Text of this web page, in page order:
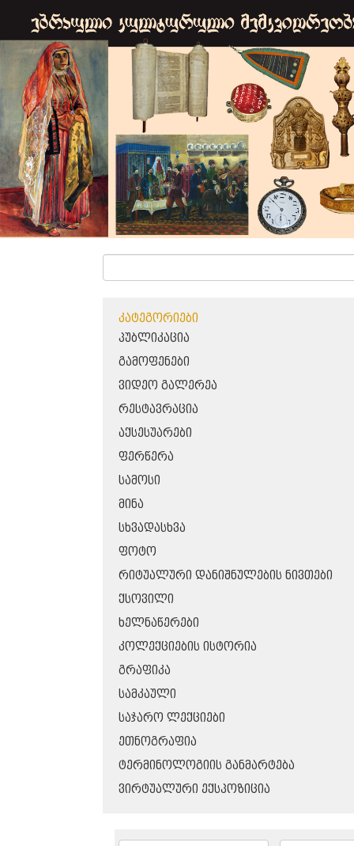
ᲙᲐᲢᲔᲒᲝᲠᲘᲔᲑᲘ
ᲞᲣᲑᲚᲘᲙᲐᲪᲘᲐ
ᲒᲐᲛᲝᲤᲔᲜᲔᲑᲘ
ᲕᲘᲓᲔᲝ ᲒᲐᲚᲔᲠᲔᲐ
ᲠᲔᲡᲢᲐᲕᲠᲐᲪᲘᲐ
ᲐᲥᲡᲔᲡᲣᲐᲠᲔᲑᲘ
ᲤᲔᲠᲬᲔᲠᲐ
ᲡᲐᲛᲝᲡᲘ
ᲛᲘᲜᲐ
ᲡᲮᲕᲐᲓᲐᲡᲮᲕᲐ
ᲤᲝᲢᲝ
ᲠᲘᲢᲣᲐᲚᲣᲠᲘ ᲓᲐᲜᲘᲨᲜᲣᲚᲔᲑᲘᲡ ᲜᲘᲕᲗᲔᲑᲘ
ᲥᲡᲝᲕᲘᲚᲘ
ᲮᲔᲚᲜᲐᲬᲔᲠᲔᲑᲘ
ᲙᲝᲚᲔᲥᲪᲘᲔᲑᲘᲡ ᲘᲡᲢᲝᲠᲘᲐ
ᲒᲠᲐᲤᲘᲙᲐ
ᲡᲐᲛᲙᲐᲣᲚᲘ
ᲡᲐᲯᲐᲠᲝ ᲚᲔᲥᲪᲘᲔᲑᲘ
ᲔᲗᲜᲝᲒᲠᲐᲤᲘᲐ
ᲢᲔᲠᲛᲘᲜᲝᲚᲝᲒᲘᲘᲡ ᲒᲐᲜᲛᲐᲠᲢᲔᲑᲐ
ᲕᲘᲠᲢᲣᲐᲚᲣᲠᲘ ᲔᲥᲡᲞᲝᲖᲘᲪᲘᲐ